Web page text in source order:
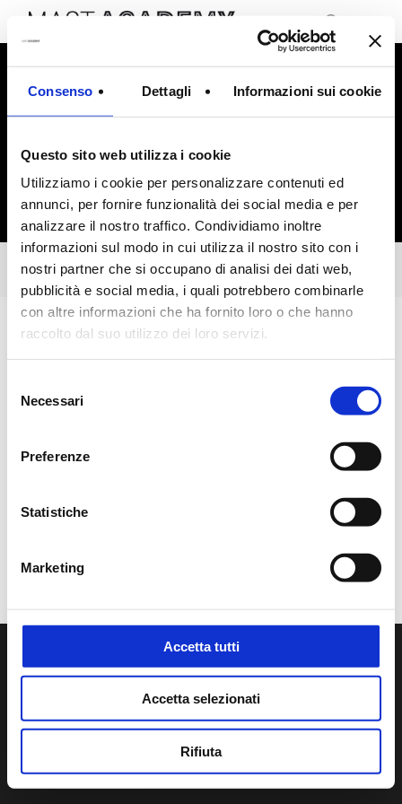
Consenso Dettagli Informazioni sui cookie
Questo sito web utilizza i cookie
Utilizziamo i cookie per personalizzare contenuti ed
annunci, per fornire funzionalità dei social media e per
analizzare il nostro traffico. Condividiamo inoltre
informazioni sul modo in cui utilizza il nostro sito con i
nostri partner che si occupano di analisi dei dati web,
pubblicità e social media, i quali potrebbero combinarle
con altre informazioni che ha fornito loro o che hanno
raccolto dal suo utilizzo dei loro servizi.
delNecessari
Preferenze
Statistiche
Marketing
Accetta tutti
Accetta selezionati
Rifiuta
content
search
via Speranza 42
I-40133 Bologna | CF 91361890378
Contatti